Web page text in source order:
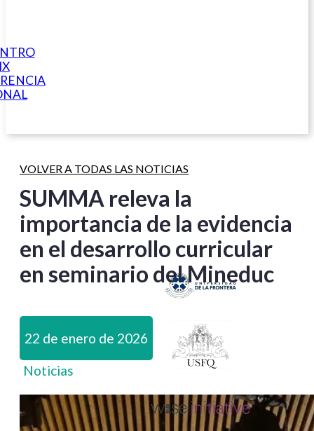
VOLVER A TODAS LAS NOTICIAS
SUMMA releva la
importancia de la evidencia
en el desarrollo curricular
en seminario del Mineduc
22 de enero de 2026
Noticias